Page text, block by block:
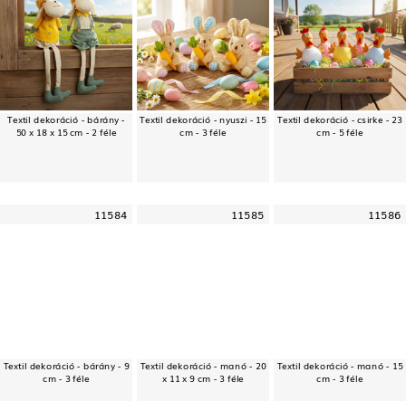
Textil dekoráció - bárány -
50 x 18 x 15 cm - 2 féle
Textil dekoráció - nyuszi - 15
cm - 3 féle
Textil dekoráció - csirke - 23
cm - 5 féle
11584
Textil dekoráció - bárány - 9
cm - 3 féle
11585
Textil dekoráció - manó - 20
x 11 x 9 cm - 3 féle
11586
Textil dekoráció - manó - 15
cm - 3 féle